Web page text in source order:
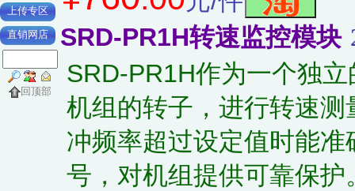
上传专区
直销网店
回顶部
SRD-PR1H转速监控模块
SRD-PR1H作为一个独
机组的转子，进行转速
冲频率超过设定值时能
号，对机组提供可靠保护